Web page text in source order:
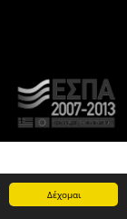
Δέχομαι